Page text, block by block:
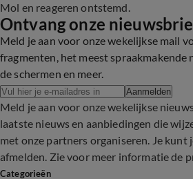
Mol en reageren ontstemd.
Ontvang onze
Meld je aan voor onze wekelijkse mail
fragmenten, het meest spraakmakende
de schermen en meer.
Aanmelden
Meld je aan voor onze wekelijkse
laatste nieuws en aanbiedingen die
met onze partners organiseren. Je kunt
afmelden. Zie voor meer informatie de
Categorieën